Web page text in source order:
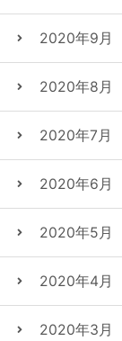
2020年9月
2020年8月
2020年7月
2020年6月
2020年5月
2020年4月
2020年3月